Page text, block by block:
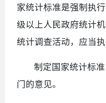
家统计标准是强制执
级以上人民政府统计
统计调查活动，应当执
制定国家统计标
门的意见。